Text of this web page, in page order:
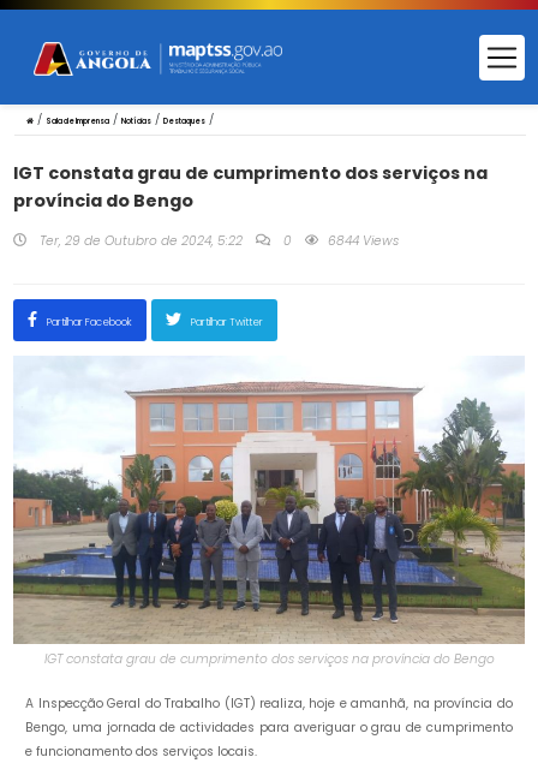
/ Sala de Imprensa/ Notícias/ Destaques/
IGT constata grau de cumprimento dos serviços na
província do Bengo
Ter, 29 de Outubro de 2024, 5:22 0 6844 Views
Partilhar Facebook Partilhar Twitter
IGT constata grau de cumprimento dos serviços na província do Bengo
A Inspecção Geral do Trabalho (IGT) realiza, hoje e amanhã, na província do
Bengo, uma jornada de actividades para averiguar o grau de cumprimento
e funcionamento dos serviços locais.